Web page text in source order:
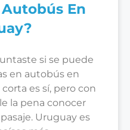
En
si se puede
en autobús en
es sí, pero con
la pena conocer
Uruguay es